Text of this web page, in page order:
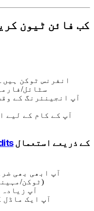
کب فائن ٹیون
آپ کے پاس فی مہینہ 10M+ انفرنس ٹوکن ہیں۔
سٹائل/
آپ انجینئرنگ کے
آپ کے کام کے لیے
کے ذریعے استعمال
آپ ابھی بھی
حجم درمیانہ ہے (1M-10M ٹوکن/مہینہ)
آپ
آپ ایک ماڈل